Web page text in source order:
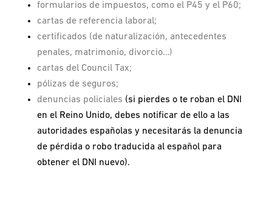
formularios de impuestos, como el P45 y el P60;
cartas de referencia laboral;
certificados (de naturalización, antecedentes
penales, matrimonio, divorcio…)
cartas del Council Tax;
pólizas de seguros;
denuncias policiales (si pierdes o te roban el DNI
en el Reino Unido, debes notificar de ello a las
autoridades españolas y necesitarás la denuncia
de pérdida o robo traducida al español para
obtener el DNI nuevo).